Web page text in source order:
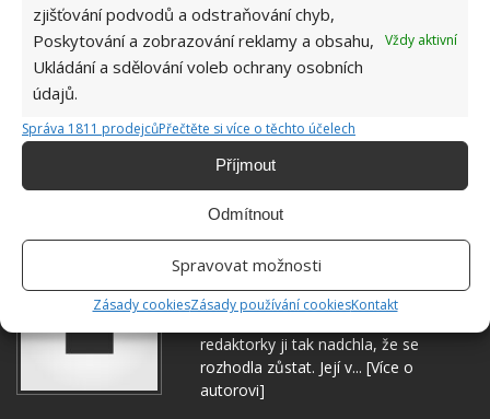
zjišťování podvodů a odstraňování chyb,
Poskytování a zobrazování reklamy a obsahu,
Ukládání a sdělování voleb ochrany osobních
údajů.
Vždy aktivní
Správa 1811 prodejcůPřečtěte si více o těchto účelech
Příjmout
Odmítnout
Spravovat možnosti
Zásady cookiesZásady používání cookiesKontakt
PŘÍSPĚVEK
Hana Musilová
Do redakce Bydlimeutulne.cz se
redaktorky ji tak nadchla, že se
rozhodla zůstat. Její v... [Více o
autorovi]